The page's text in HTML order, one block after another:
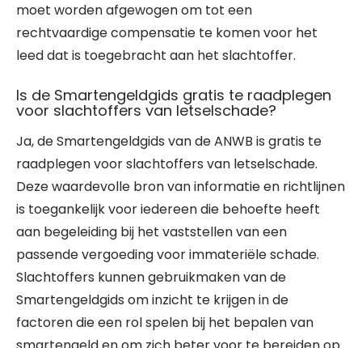
moet worden afgewogen om tot een
rechtvaardige compensatie te komen voor het
leed dat is toegebracht aan het slachtoffer.
Is de Smartengeldgids gratis te raadplegen
voor slachtoffers van letselschade?
Ja, de Smartengeldgids van de ANWB is gratis te
raadplegen voor slachtoffers van letselschade.
Deze waardevolle bron van informatie en richtlijnen
is toegankelijk voor iedereen die behoefte heeft
aan begeleiding bij het vaststellen van een
passende vergoeding voor immateriële schade.
Slachtoffers kunnen gebruikmaken van de
Smartengeldgids om inzicht te krijgen in de
factoren die een rol spelen bij het bepalen van